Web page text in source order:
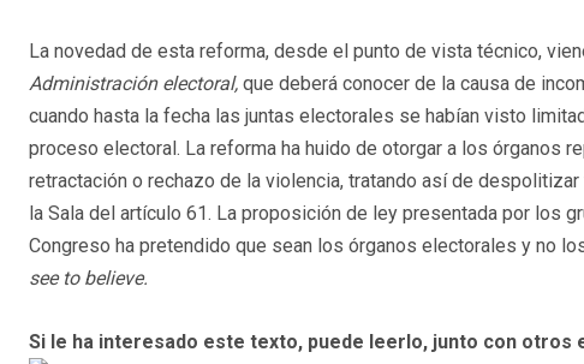
La novedad de esta reforma, desde el punto de vista técnico,
Administración electoral, que deberá conocer de la causa de
cuando hasta la fecha las juntas electorales se habían visto
proceso electoral. La reforma ha huido de otorgar a los órganos
retractación o rechazo de la violencia, tratando así de
la Sala del artículo 61. La proposición de ley presentada por los
Congreso ha pretendido que sean los órganos electorales y no
see to believe.
Si le ha interesado este texto, puede leerlo, junto con otros